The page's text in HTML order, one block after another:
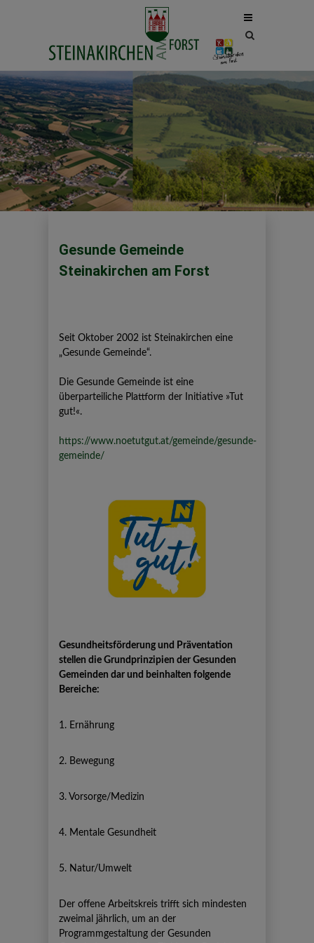
Site
Gesunde Gemeinde
Steinakirchen am Forst
Seit Oktober 2002 ist Steinakirchen eine
„Gesunde Gemeinde“.
Die Gesunde Gemeinde ist eine
überparteiliche Plattform der Initiative »Tut
gut!«.
https://www.noetutgut.at/gemeinde/gesunde-
gemeinde/
Gesundheitsförderung und Präventation
stellen die Grundprinzipien der Gesunden
Gemeinden dar und beinhalten folgende
Bereiche:
1. Ernährung
2. Bewegung
3. Vorsorge/Medizin
4. Mentale Gesundheit
5. Natur/Umwelt
Der offene Arbeitskreis trifft sich mindesten
zweimal jährlich, um an der
Programmgestaltung der Gesunden